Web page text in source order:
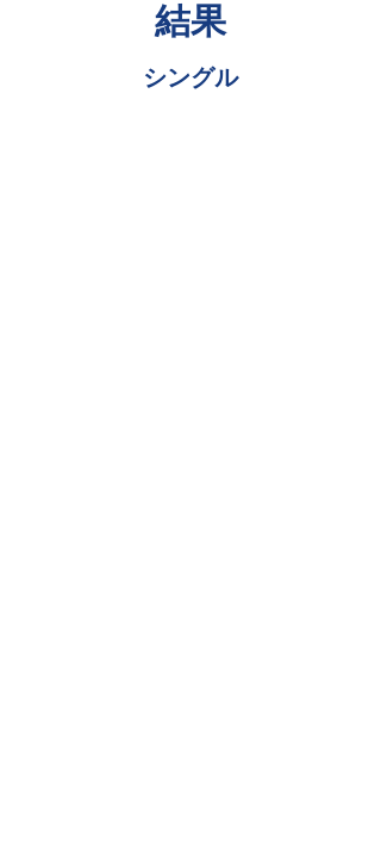
結果
​シングル